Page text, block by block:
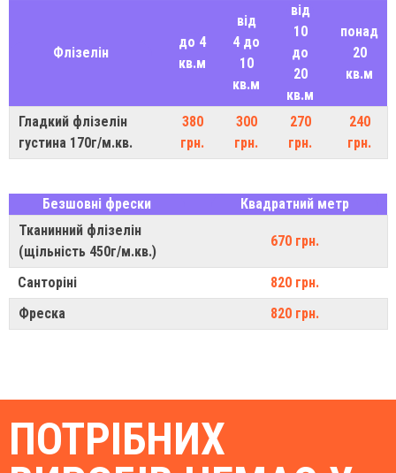
Флізелін
до 4
кв.м
від
4 до
10
кв.м
від
10
до
20
кв.м
понад
20
кв.м
Гладкий флізелін
густина 170г/м.кв.
380
грн.
300
грн.
270
грн.
240
грн.
Безшовні фрески
Квадратний метр
Тканинний флізелін
(щільність 450г/м.кв.)
670 грн.
Санторіні
820 грн.
Фреска
820 грн.
ПОТРІБНИХ